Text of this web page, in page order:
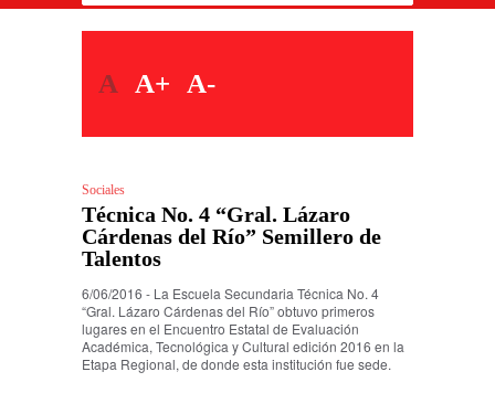
A A+ A-
Sociales
Técnica No. 4 “Gral. Lázaro
Cárdenas del Río” Semillero de
Talentos
6/06/2016 - La Escuela Secundaria Técnica No. 4
“Gral. Lázaro Cárdenas del Río” obtuvo primeros
lugares en el Encuentro Estatal de Evaluación
Académica, Tecnológica y Cultural edición 2016 en la
Etapa Regional, de donde esta institución fue sede.